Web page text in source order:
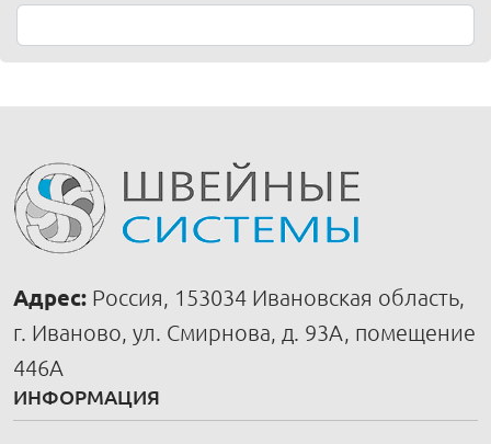
Адрес: Россия, 153034 Ивановская область,
г. Иваново, ул. Смирнова, д. 93А, помещение
446А
ИНФОРМАЦИЯ